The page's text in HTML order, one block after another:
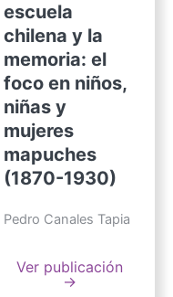
escuela
chilena y la
memoria: el
foco en niños,
niñas y
mujeres
mapuches
(1870-1930)
Pedro Canales Tapia
Ver publicación
→